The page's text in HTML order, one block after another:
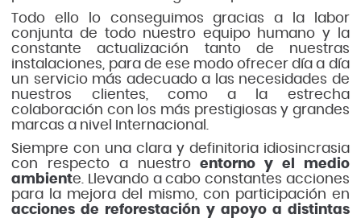
Todo ello lo conseguimos gracias a la labor
conjunta de todo nuestro equipo humano y la
constante actualización tanto de nuestras
instalaciones, para de ese modo ofrecer día a día
un servicio más adecuado a las necesidades de
nuestros clientes, como a la estrecha
colaboración con los más prestigiosas y grandes
marcas a nivel Internacional.
Siempre con una clara y definitoria idiosincrasia
con respecto a nuestroentorno y el medio
ambiente. Llevando a cabo constantes acciones
para la mejora del mismo, con participación en
acciones de reforestación y apoyo a distintas